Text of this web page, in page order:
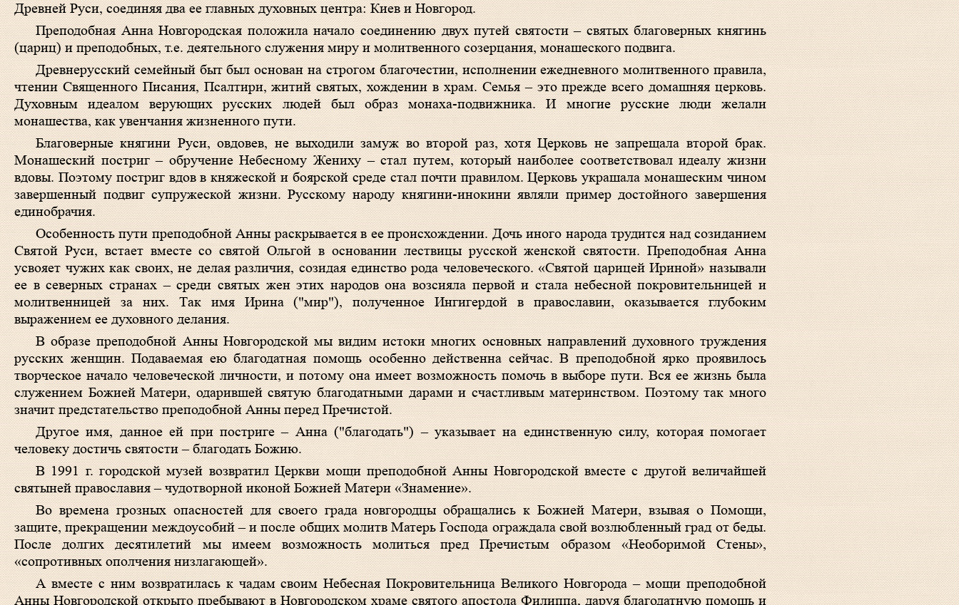
Древней Руси, соединяя два ее главных духовных центра: Киев и Новгород.
Преподобная Анна Новгородская положила начало соединению двух путей святости – святых благоверных княгинь
(цариц) и преподобных, т.е. деятельного служения миру и молитвенного созерцания, монашеского подвига.
Древнерусский семейный быт был основан на строгом благочестии, исполнении ежедневного молитвенного правила,
чтении Священного Писания, Псалтири, житий святых, хождении в храм. Семья – это прежде всего домашняя церковь.
Духовным идеалом верующих русских людей был образ монаха-подвижника. И многие русские люди желали
монашества, как увенчания жизненного пути.
Благоверные княгини Руси, овдовев, не выходили замуж во второй раз, хотя Церковь не запрещала второй брак.
Монашеский постриг – обручение Небесному Жениху – стал путем, который наиболее соответствовал идеалу жизни
вдовы. Поэтому постриг вдов в княжеской и боярской среде стал почти правилом. Церковь украшала монашеским чином
завершенный подвиг супружеской жизни. Русскому народу княгини-инокини являли пример достойного завершения
единобрачия.
Особенность пути преподобной Анны раскрывается в ее происхождении. Дочь иного народа трудится над созиданием
Святой Руси, встает вместе со святой Ольгой в основании лествицы русской женской святости. Преподобная Анна
усвояет чужих как своих, не делая различия, созидая единство рода человеческого. «Святой царицей Ириной» называли
ее в северных странах – среди святых жен этих народов она возсияла первой и стала небесной покровительницей и
молитвенницей за них. Так имя Ирина ("мир"), полученное Ингигердой в православии, оказывается глубоким
выражением ее духовного делания.
В образе преподобной Анны Новгородской мы видим истоки многих основных направлений духовного труждения
русских женщин. Подаваемая ею благодатная помощь особенно действенна сейчас. В преподобной ярко проявилось
творческое начало человеческой личности, и потому она имеет возможность помочь в выборе пути. Вся ее жизнь была
служением Божией Матери, одарившей святую благодатными дарами и счастливым материнством. Поэтому так много
значит предстательство преподобной Анны перед Пречистой.
Другое имя, данное ей при постриге – Анна ("благодать") – указывает на единственную силу, которая помогает
человеку достичь святости – благодать Божию.
В 1991 г. городской музей возвратил Церкви мощи преподобной Анны Новгородской вместе с другой величайшей
святыней православия – чудотворной иконой Божией Матери «Знамение».
Во времена грозных опасностей для своего града новгородцы обращались к Божией Матери, взывая о Помощи,
защите, прекращении междоусобий – и после общих молитв Матерь Господа ограждала свой возлюбленный град от беды.
После долгих десятилетий мы имеем возможность молиться пред Пречистым образом «Необоримой Стены»,
«сопротивных ополчения низлагающей».
А вместе с ним возвратилась к чадам своим Небесная Покровительница Великого Новгорода – мощи преподобной
Анны Новгородской открыто пребывают в Новгородском храме святого апостола Филиппа, даруя благодатную помощь и